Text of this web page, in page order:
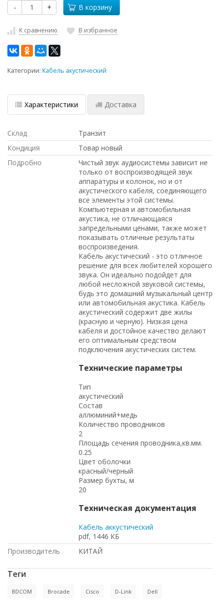
- + В корзину
К сравнению В избранное
Категории: Кабель акустический
Характеристики Доставка
Склад
Транзит
Кондиция
Товар новый
Подробно
Чистый звук аудиосистемы зависит не
только от воспроизводящей звук
аппаратуры и колонок, но и от
акустического кабеля, соединяющего
все элементы этой системы.
Компьютерная и автомобильная
акустика, не отличающаяся
запредельными ценами, также может
показывать отличные результаты
воспроизведения.
Кабель акустический - это отличное
решение для всех любителей хорошего
звука. Он идеально подойдет для
любой несложной звуковой системы,
будь это домашний музыкальный центр
или автомобильная акустика. Кабель
акустический содержит две жилы
(красную и черную). Низкая цена
кабеля и достойное качество делают
его оптимальным средством
подключения акустических систем.
Технические параметры
Тип
акустический
Состав
аллюминий+медь
Количество проводников
2
Площадь сечения проводника,кв.мм.
0.25
Цвет оболочки
красный/черный
Размер бухты, м
20
Техническая документация
Кабель аккустический
pdf, 1446 КБ
Производитель
КИТАЙ
Теги
BDCOM Brocade Cisco D-Link Dell